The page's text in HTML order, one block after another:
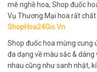
mê nghề hoa, Shop đuốc
Vụ Thương Mại hoa rất
ShopHoa24Gio.Vn
Shop đuốc hoa mừng cung
đa dạng về màu sắc &
nhau cũng như sanh nhật,